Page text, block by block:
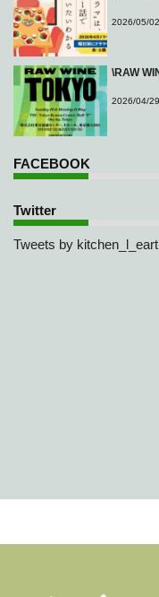
2026/05/02
\RAW
2026/04/29
FACEBOOK
Twitter
Tweets by